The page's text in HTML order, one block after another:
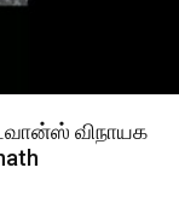
விநாயக